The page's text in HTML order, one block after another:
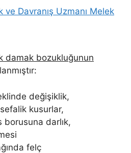
ve Davranış Uzmanı Melek
damak bozukluğunun
değişiklik,
kusurlar,
borusuna darlık,
felç